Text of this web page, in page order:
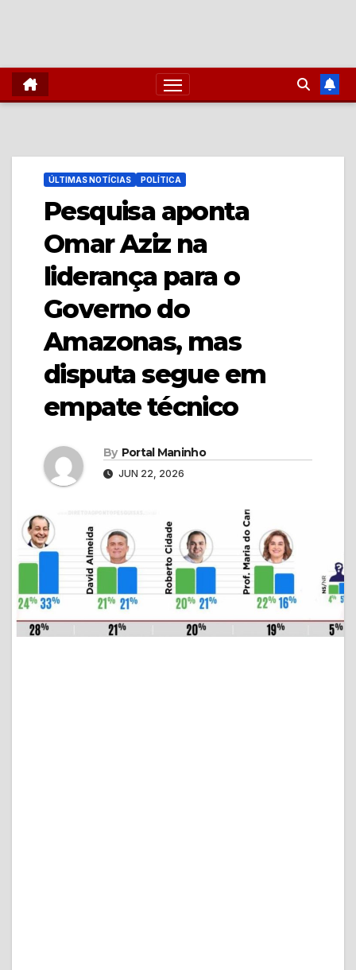
ÚLTIMAS NOTÍCIAS POLÍTICA
Pesquisa aponta
Omar Aziz na
liderança para o
Governo do
Amazonas, mas
disputa segue em
empate técnico
By Portal Maninho
JUN 22, 2026